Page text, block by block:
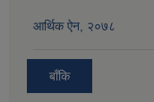
आर्थिक ऐन, २०७८
बाँकि